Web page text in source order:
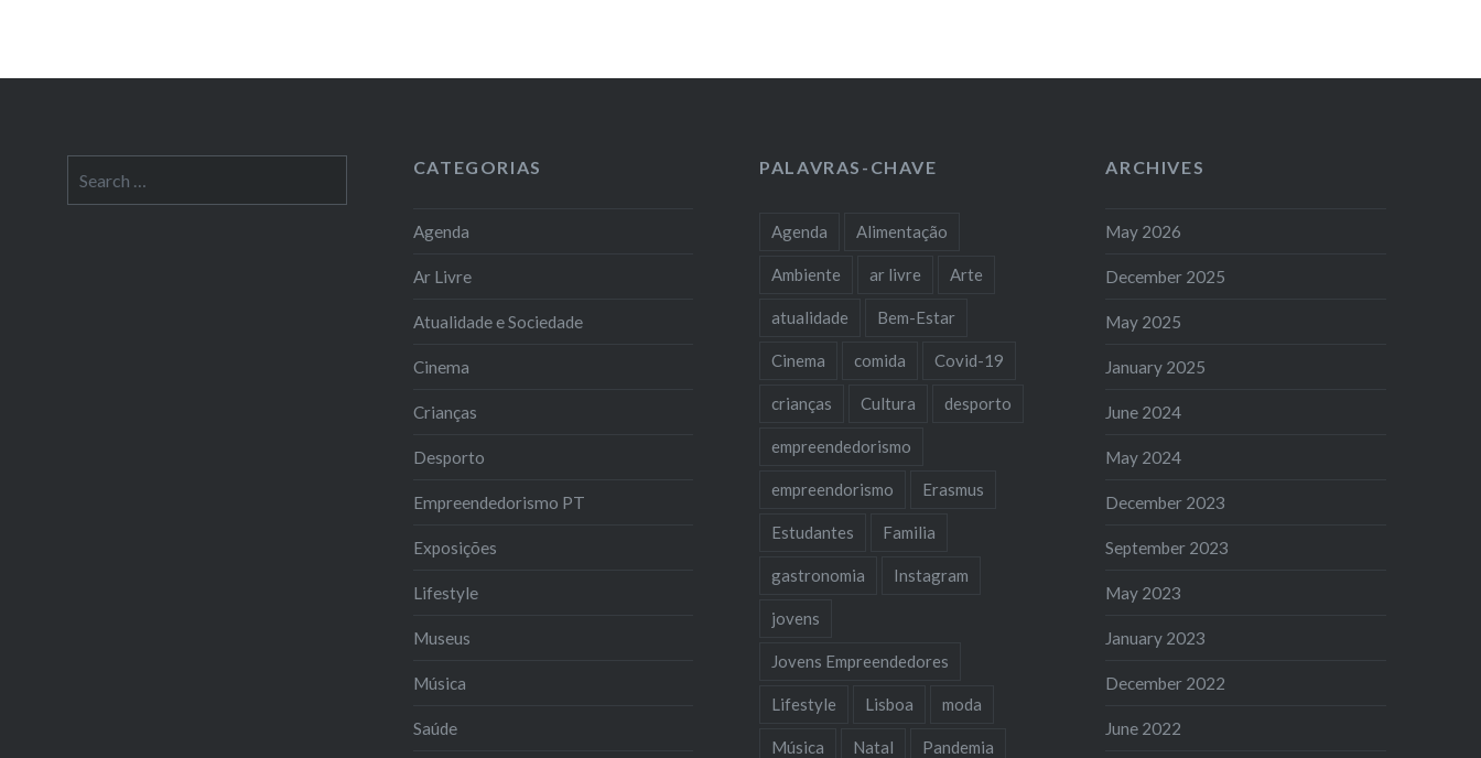
for:
CATEGORIAS
Agenda
Ar Livre
Atualidade e Sociedade
Cinema
Crianças
Desporto
Empreendedorismo PT
Exposições
Lifestyle
Museus
Música
Saúde
PALAVRAS-CHAVE
Agenda Alimentação
Ambiente ar livre Arte
atualidade Bem-Estar
Cinema comida Covid-19
crianças Cultura desporto
empreendedorismo
empreendorismo Erasmus
Estudantes Familia
gastronomia Instagram
jovens
Jovens Empreendedores
Lifestyle Lisboa moda
Música Natal Pandemia
ARCHIVES
May 2026
December 2025
May 2025
January 2025
June 2024
May 2024
December 2023
September 2023
May 2023
January 2023
December 2022
June 2022